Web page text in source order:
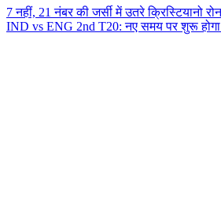
7 नहीं, 21 नंबर की जर्सी में उतरे क्रिस्टियानो
IND vs ENG 2nd T20: नए समय पर शुरू